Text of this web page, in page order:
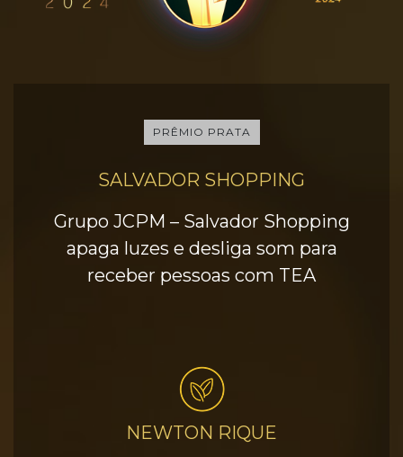
PRÊMIO PRATA
SALVADOR SHOPPING
Grupo JCPM – Salvador Shopping
apaga luzes e desliga som para
receber pessoas com TEA
NEWTON RIQUE